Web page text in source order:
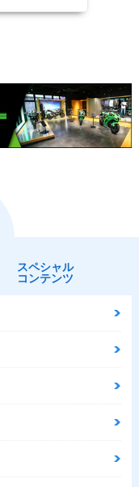
スペシャル
コンテンツ